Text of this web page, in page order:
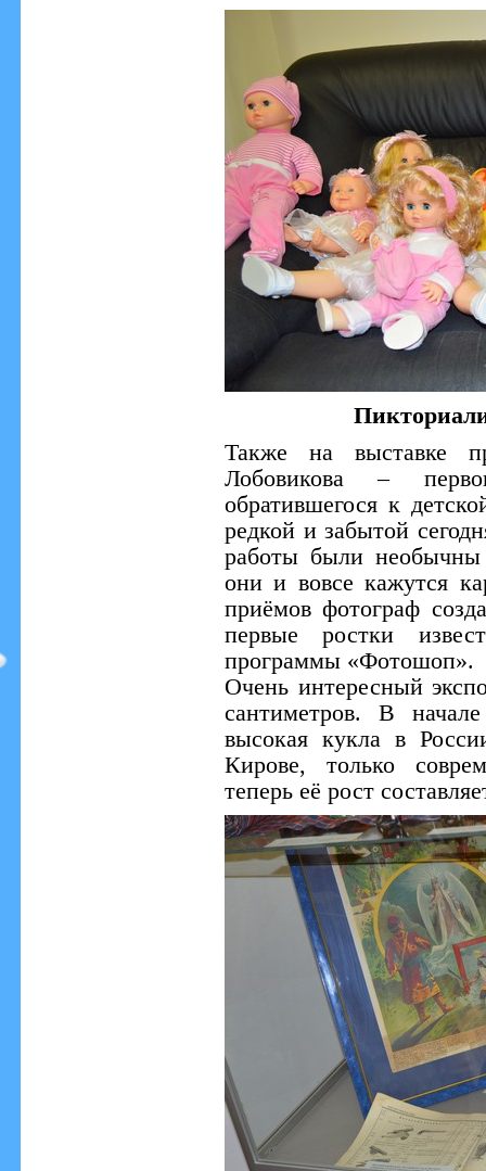
Также на выставке
Лобовикова –
обратившегося к
редкой и забытой
работы были необычны
они и вовсе кажутся
приёмов фотограф
первые ростки
программы «Фотошоп».
Очень интересный
сантиметров. В
высокая кукла в
Кирове, только
теперь её рост